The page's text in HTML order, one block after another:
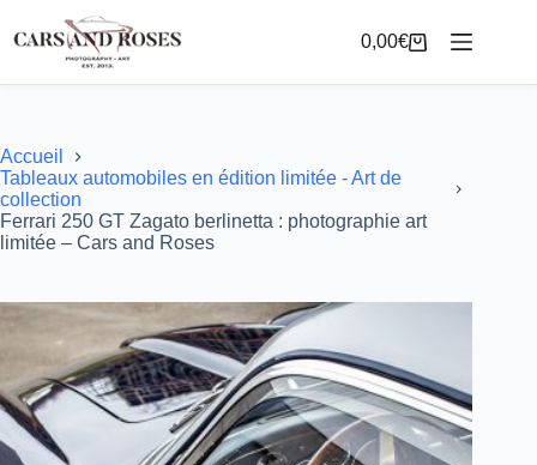
au
contenu
Panier
0,00€
Accueil
Tableaux automobiles en édition limitée - Art de
collection
Ferrari 250 GT Zagato berlinetta : photographie art
limitée – Cars and Roses